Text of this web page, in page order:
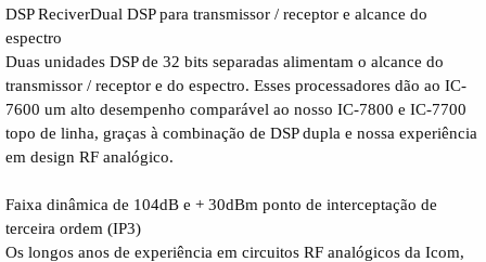
DSP ReciverDual DSP para transmissor / receptor e alcance do
espectro
Duas unidades DSP de 32 bits separadas alimentam o alcance do
transmissor / receptor e do espectro. Esses processadores dão ao IC-
7600 um alto desempenho comparável ao nosso IC-7800 e IC-7700
topo de linha, graças à combinação de DSP dupla e nossa experiência
em design RF analógico.
Faixa dinâmica de 104dB e + 30dBm ponto de interceptação de
terceira ordem (IP3)
Os longos anos de experiência em circuitos RF analógicos da Icom,